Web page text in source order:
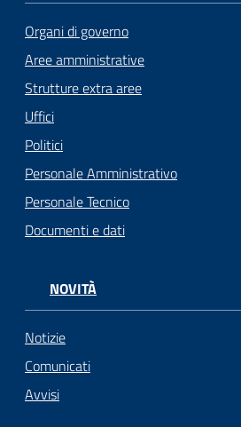
Organi di governo
Aree amministrative
Strutture extra aree
Uffici
Politici
Personale Amministrativo
Personale Tecnico
Documenti e dati
NOVITÀ
Notizie
Comunicati
Avvisi